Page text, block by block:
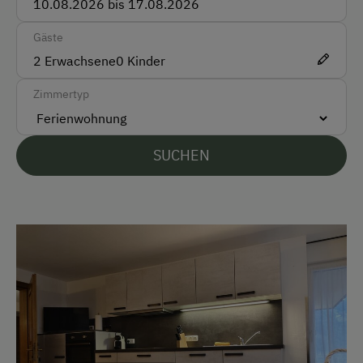
Vor Ort gesprochene Sprachen
Deutsch
Kostenlose Parkplätze
Kinder-Ausstattung
Baby- und Kleinkinderausstattung
Kinder sind willkommen
Gäste
2 Erwachsene0 Kinder
Zimmertyp
SUCHEN